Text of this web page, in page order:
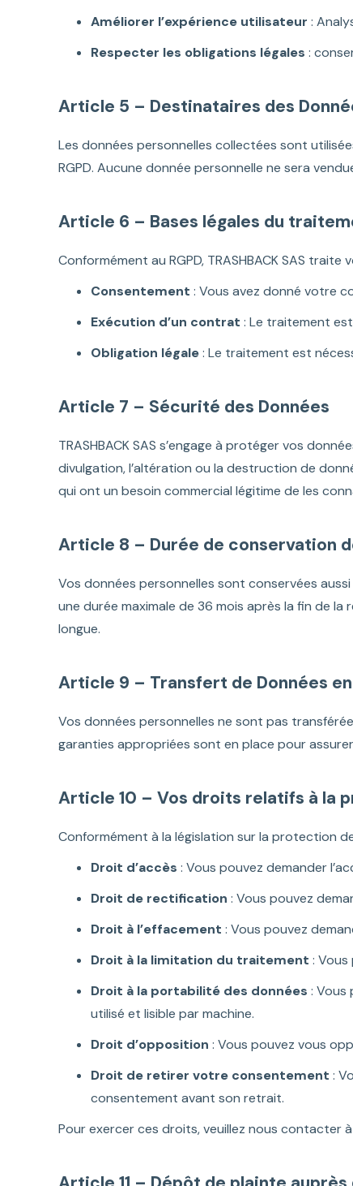
Améliorer l’expérience utilisateur :
Respecter les obligations légales :
Article 5 – Destinataires des
Les données personnelles collectées sont
RGPD. Aucune donnée personnelle ne sera
Article 6 – Bases légales du
Conformément au RGPD, TRASHBACK SAS
Consentement : Vous avez donné votre
Exécution d’un contrat : Le traitement
Obligation légale: Le traitement est
Article 7 – Sécurité des Données
TRASHBACK SAS s’engage à protéger vos
divulgation, l’altération ou la destruction de
qui ont un besoin commercial légitime de les
Article 8 – Durée de conservation
Vos données personnelles sont conservées
une durée maximale de 36 mois après la fin de
longue.
Article 9 – Transfert de Données
Vos données personnelles ne sont pas
garanties appropriées sont en place pour
Article 10 – Vos droits relatifs à la
Conformément à la législation sur la protection
Droit d’accès : Vous pouvez demander
Droit de rectification : Vous pouvez
Droit à l’effacement : Vous pouvez
Droit à la limitation du traitement :
Droit à la portabilité des données : Vous
utilisé et lisible par machine.
Droit d’opposition : Vous pouvez vous
Droit de retirer votre consentement :
consentement avant son retrait.
Pour exercer ces droits, veuillez nous contacter à